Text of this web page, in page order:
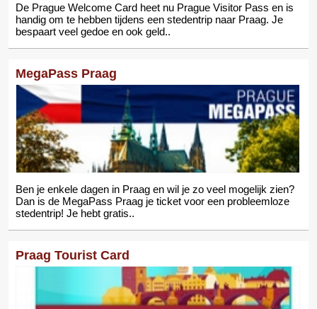
De Prague Welcome Card heet nu Prague Visitor Pass en is
handig om te hebben tijdens een stedentrip naar Praag. Je
bespaart veel gedoe en ook geld..
MegaPass Praag
Ben je enkele dagen in Praag en wil je zo veel mogelijk zien?
Dan is de MegaPass Praag je ticket voor een probleemloze
stedentrip! Je hebt gratis..
Praag Tourist Card